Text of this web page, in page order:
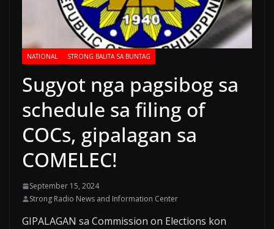
NATIONAL STRONG BALITA SA BUNTAG
Sugyot nga pagsibog sa
schedule sa filing of
COCs, gipalagan sa
COMELEC!
September 15, 2024
Strong Radio News and Information Center
GIPALAGAN sa Commission on Elections kon